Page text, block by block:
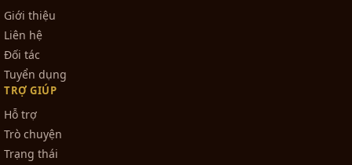
Giới thiệu
Liên hệ
Đối tác
Tuyển dụng
TRỢ GIÚP
Hỗ trợ
Trò chuyện
Trạng thái